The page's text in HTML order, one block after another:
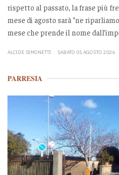
rispetto al passato, la frase più
mese di agosto sarà “ne
mese che prende il nome
ALCIDE SIMONETTI SABATO 01 AGOSTO 2026
PARRESIA